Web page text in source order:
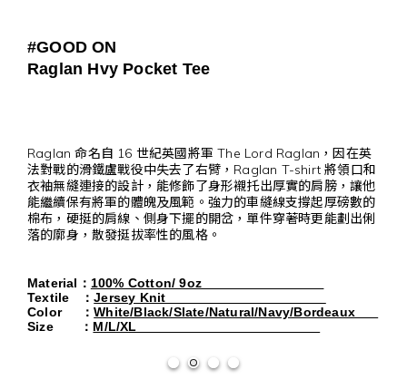
#GOOD ON
Raglan Hvy Pocket Tee
Raglan 命名自 16 世紀英國將軍 The Lord Raglan，因在英
法對戰的滑鐵盧戰役中失去了右臂，Raglan T-shirt 將領口和
衣袖無縫連接的設計，能修飾了身形襯托出厚實的肩膀，讓他
能繼續保有將軍的體魄及風範。強力的車縫線支撐起厚磅數的
棉布，硬挺的肩線、側身下擺的開岔，單件穿著時更能劃出俐
落的廓身，散發挺拔率性的風格。
Material ： 100% Cotton/ 9oz
Textile
：Jersey Knit
Color
：White/Black/Slate/Natural/Navy/Bordeaux
Size
： M/L/XL